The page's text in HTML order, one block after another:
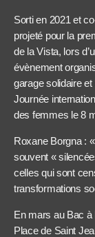
Sorti en 2021 et
projeté pour la
de la Vista, lors
évènement
garage solidaire
Journée
des femmes le 8
Roxane Borgna :
souvent «
celles qui sont
transformations
En mars au Bac
Place de Saint